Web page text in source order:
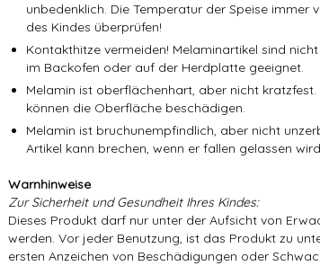
unbedenklich. Die Temperatur der Speise immer
des Kindes überprüfen!
Kontakthitze vermeiden! Melaminartikel sind
im Backofen oder auf der Herdplatte geeignet.
Melamin ist oberflächenhart, aber nicht kratzfest.
können die Oberfläche beschädigen.
Melamin ist bruchunempfindlich, aber nicht
Artikel kann brechen, wenn er fallen gelassen
Warnhinweise
Zur Sicherheit und Gesundheit Ihres Kindes:
Dieses Produkt darf nur unter der Aufsicht von
werden. Vor jeder Benutzung, ist das Produkt zu
ersten Anzeichen von Beschädigungen oder